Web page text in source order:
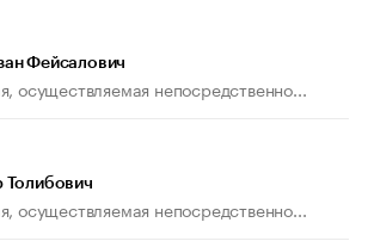
Фейсалович
осуществляемая непосредственно...
Толибович
осуществляемая непосредственно...